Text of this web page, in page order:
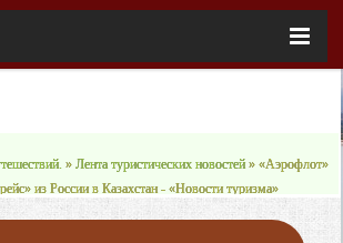
»Лента туристических новостей » «Аэрофлот»
из России в Казахстан - «Новости туризма»